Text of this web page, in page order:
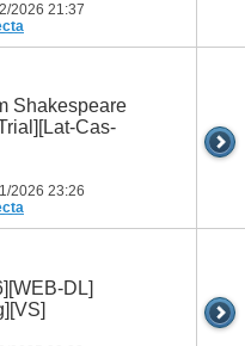
2026 21:37
Shakespeare
Cas-
2026 23:26
DL]